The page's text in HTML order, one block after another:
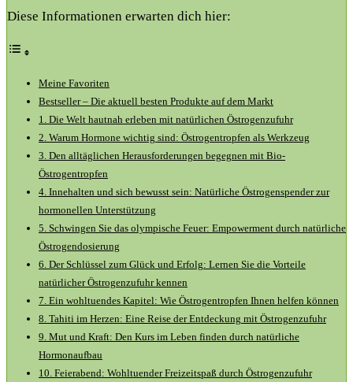
Diese Informationen erwarten dich hier:
Meine Favoriten
Bestseller – Die aktuell‍ besten Produkte auf dem​ Markt
1. Die ‍Welt hautnah erleben ⁢mit natürlichen Östrogenzufuhr
2. Warum Hormone wichtig ⁣sind: Östrogentropfen⁤ als⁤ Werkzeug
3. Den ​alltäglichen Herausforderungen begegnen mit Bio-
Östrogentropfen
4. Innehalten und sich bewusst ⁤sein: Natürliche⁤ Östrogenspender zur
hormonellen Unterstützung
5. Schwingen Sie das olympische Feuer: Empowerment ​durch natürliche
Östrogendosierung
6. Der Schlüssel‌ zum Glück und ‌Erfolg: Lernen⁢ Sie die Vorteile
natürlicher ⁢Östrogenzufuhr kennen
7.⁤ Ein wohltuendes Kapitel: Wie Östrogentropfen ⁢Ihnen helfen können
8. Tahiti im Herzen: Eine Reise⁣ der Entdeckung mit Östrogenzufuhr
9. Mut und Kraft: Den⁢ Kurs im Leben finden durch natürliche
Hormonaufbau
10. Feierabend: Wohltuender Freizeitspaß durch Östrogenzufuhr